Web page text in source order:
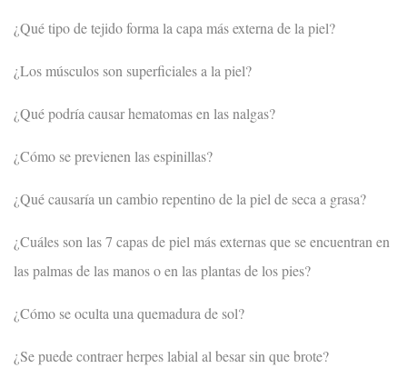
¿Qué tipo de tejido forma la capa más externa de la piel?
¿Los músculos son superficiales a la piel?
¿Qué podría causar hematomas en las nalgas?
¿Cómo se previenen las espinillas?
¿Qué causaría un cambio repentino de la piel de seca a grasa?
¿Cuáles son las 7 capas de piel más externas que se encuentran en
las palmas de las manos o en las plantas de los pies?
¿Cómo se oculta una quemadura de sol?
¿Se puede contraer herpes labial al besar sin que brote?